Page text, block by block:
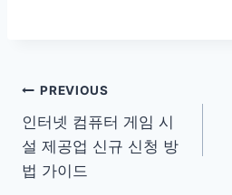
글
탐
색
PREVIOUS
인터넷 컴퓨터 게임 시
설 제공업 신규 신청 방
법 가이드